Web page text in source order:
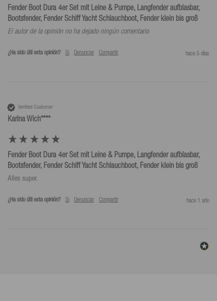
Fender Boot Dura 4er Set mit Leine & Pumpe, Langfender aufblasbar,
Bootsfender, Fender Schiff Yacht Schlauchboot, Fender klein bis groß
El autor de la opinión no ha dejado ningún comentario
¿Ha sido útil esta opinión? Sí Denunciar Compartir hace 5 días
Verified Customer
Karina Wich****
Fender Boot Dura 4er Set mit Leine & Pumpe, Langfender aufblasbar,
Bootsfender, Fender Schiff Yacht Schlauchboot, Fender klein bis groß
Alles super.
¿Ha sido útil esta opinión? Sí Denunciar Compartir hace 1 año